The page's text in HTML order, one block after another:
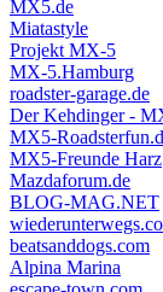
MX5.de
Miatastyle
Projekt MX-5
MX-5.Hamburg
roadster-garage.de
Der Kehdinger -
MX5-
MX5-Freunde Harz
Mazdaforum.de
BLOG-MAG.NET
beatsanddogs.com
Alpina Marina